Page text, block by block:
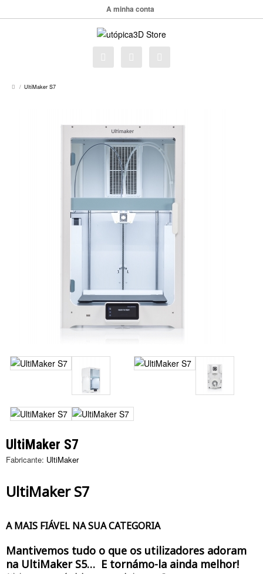
A minha conta
UltiMaker S7
UltiMaker S7
Fabricante: UltiMaker
UltiMaker S7
A MAIS FIÁVEL NA SUA CATEGORIA
Mantivemos tudo o que os utilizadores adoram
na UltiMaker S5… E tornámo-la ainda melhor!